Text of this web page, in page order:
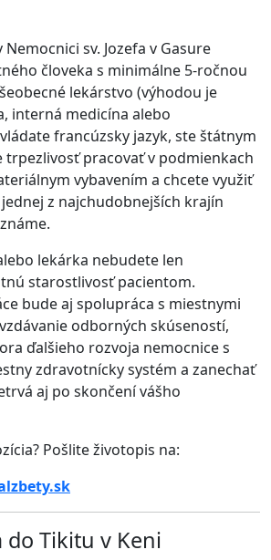
sv. Jozefa v Gasure
človeka s minimálne 5-ročnou
lekárstvo (výhodou je
interná medicína alebo
francúzsky jazyk, ste štátnym
trpezlivosť pracovať v podmienkach
vybavením a chcete využiť
z najchudobnejších krajín
.
lekárka nebudete len
starostlivosť pacientom.
bude aj spolupráca s miestnymi
odborných skúseností,
ďalšieho rozvoja nemocnice s
zdravotnícky systém a zanechať
aj po skončení vášho
Pošlite životopis na:
Tikitu v Keni